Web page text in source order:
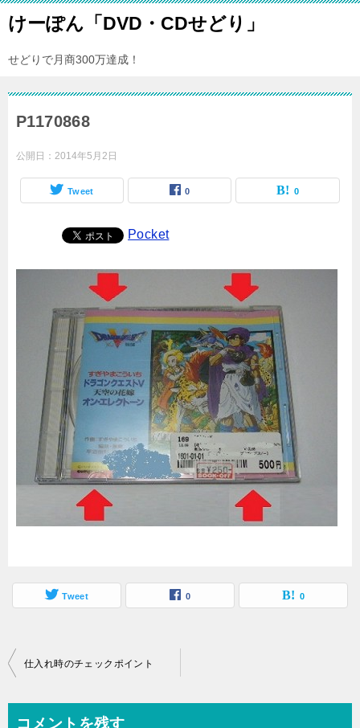
けーぽん「DVD・CDせどり」
せどりで月商300万達成！
P1170868
公開日： 2014年5月2日
Tweet 0 0
Pocket
Tweet 0 0
投
仕入れ時のチェックポイント
コメントを残す